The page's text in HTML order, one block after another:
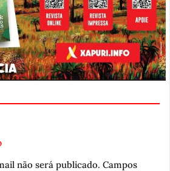
não será publicado. Campos